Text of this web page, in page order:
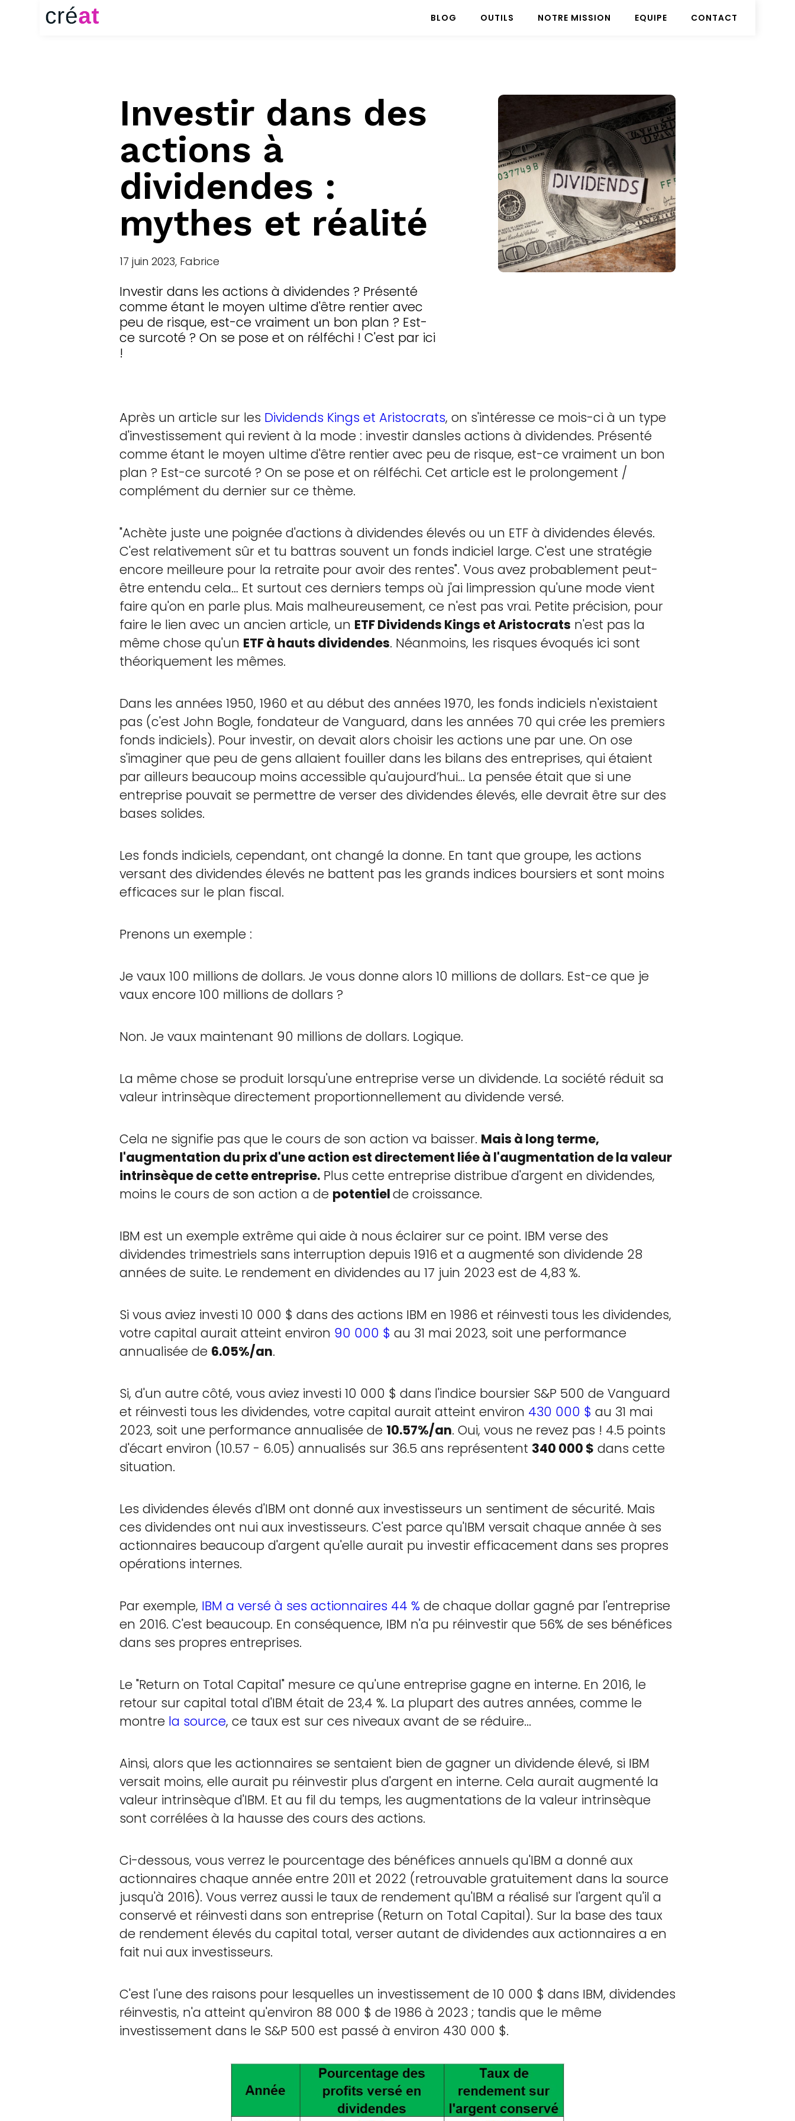
EQUIPE CONTACT
BLOG OUTILS NOTRE MISSION
Investir dans des
actions à
dividendes :
mythes et réalité
17 juin 2023, Fabrice
Investir dans les actions à dividendes ? Présenté
comme étant le moyen ultime d'être rentier avec
peu de risque, est-ce vraiment un bon plan ? Est-
ce surcoté ? On se pose et on rélféchi ! C'est par ici
!
Après un article sur les Dividends Kings et Aristocrats, on s'intéresse ce mois-ci à un type
d'investissement qui revient à la mode : investir dansles actions à dividendes. Présenté
comme étant le moyen ultime d'être rentier avec peu de risque, est-ce vraiment un bon
plan ? Est-ce surcoté ? On se pose et on rélféchi. Cet article est le prolongement /
complément du dernier sur ce thème.
"Achète juste une poignée d'actions à dividendes élevés ou un ETF à dividendes élevés.
C'est relativement sûr et tu battras souvent un fonds indiciel large. C'est une stratégie
encore meilleure pour la retraite pour avoir des rentes". Vous avez probablement peut-
être entendu cela… Et surtout ces derniers temps où j'ai limpression qu'une mode vient
faire qu'on en parle plus. Mais malheureusement, ce n'est pas vrai. Petite précision, pour
faire le lien avec un ancien article, un ETF Dividends Kings et Aristocrats n'est pas la
même chose qu'un ETF à hauts dividendes. Néanmoins, les risques évoqués ici sont
théoriquement les mêmes.
Dans les années 1950, 1960 et au début des années 1970, les fonds indiciels n'existaient
pas (c'est John Bogle, fondateur de Vanguard, dans les années 70 qui crée les premiers
fonds indiciels). Pour investir, on devait alors choisir les actions une par une. On ose
s'imaginer que peu de gens allaient fouiller dans les bilans des entreprises, qui étaient
par ailleurs beaucoup moins accessible qu'aujourd’hui... La pensée était que si une
entreprise pouvait se permettre de verser des dividendes élevés, elle devrait être sur des
bases solides.
Les fonds indiciels, cependant, ont changé la donne. En tant que groupe, les actions
versant des dividendes élevés ne battent pas les grands indices boursiers et sont moins
efficaces sur le plan fiscal.
Prenons un exemple :
Je vaux 100 millions de dollars. Je vous donne alors 10 millions de dollars. Est-ce que je
vaux encore 100 millions de dollars ?
Non. Je vaux maintenant 90 millions de dollars. Logique.
La même chose se produit lorsqu'une entreprise verse un dividende. La société réduit sa
valeur intrinsèque directement proportionnellement au dividende versé.
Cela ne signifie pas que le cours de son action va baisser. Mais à long terme,
l'augmentation du prix d'une action est directement liée à l'augmentation de la valeur
intrinsèque de cette entreprise. Plus cette entreprise distribue d'argent en dividendes,
moins le cours de son action a de potentielde croissance.
IBM est un exemple extrême qui aide à nous éclairer sur ce point. IBM verse des
dividendes trimestriels sans interruption depuis 1916 et a augmenté son dividende 28
années de suite. Le rendement en dividendes au 17 juin 2023 est de 4,83 %.
Si vous aviez investi 10 000 $ dans des actions IBM en 1986 et réinvesti tous les dividendes,
votre capital aurait atteint environ 90 000 $ au 31 mai 2023, soit une performance
annualisée de 6.05%/an.
Si, d'un autre côté, vous aviez investi 10 000 $ dans l'indice boursier S&P 500 de Vanguard
et réinvesti tous les dividendes, votre capital aurait atteint environ 430 000 $ au 31 mai
2023, soit une performance annualisée de 10.57%/an. Oui, vous ne revez pas ! 4.5 points
d'écart environ (10.57 - 6.05) annualisés sur 36.5 ans représentent 340 000 $ dans cette
situation.
Les dividendes élevés d'IBM ont donné aux investisseurs un sentiment de sécurité. Mais
ces dividendes ont nui aux investisseurs. C'est parce qu'IBM versait chaque année à ses
actionnaires beaucoup d'argent qu'elle aurait pu investir efficacement dans ses propres
opérations internes.
Par exemple, IBM a versé à ses actionnaires 44 % de chaque dollar gagné par l'entreprise
en 2016. C'est beaucoup. En conséquence, IBM n'a pu réinvestir que 56% de ses bénéfices
dans ses propres entreprises.
Le "Return on Total Capital" mesure ce qu'une entreprise gagne en interne. En 2016, le
retour sur capital total d'IBM était de 23,4 %. La plupart des autres années, comme le
montre la source, ce taux est sur ces niveaux avant de se réduire...
Ainsi, alors que les actionnaires se sentaient bien de gagner un dividende élevé, si IBM
versait moins, elle aurait pu réinvestir plus d'argent en interne. Cela aurait augmenté la
valeur intrinsèque d'IBM. Et au fil du temps, les augmentations de la valeur intrinsèque
sont corrélées à la hausse des cours des actions.
Ci-dessous, vous verrez le pourcentage des bénéfices annuels qu'IBM a donné aux
actionnaires chaque année entre 2011 et 2022 (retrouvable gratuitement dans la source
jusqu'à 2016). Vous verrez aussi le taux de rendement qu'IBM a réalisé sur l'argent qu'il a
conservé et réinvesti dans son entreprise (Return on Total Capital). Sur la base des taux
de rendement élevés du capital total, verser autant de dividendes aux actionnaires a en
fait nui aux investisseurs.
C'est l'une des raisons pour lesquelles un investissement de 10 000 $ dans IBM, dividendes
réinvestis, n'a atteint qu'environ 88 000 $ de 1986 à 2023 ; tandis que le même
investissement dans le S&P 500 est passé à environ 430 000 $.